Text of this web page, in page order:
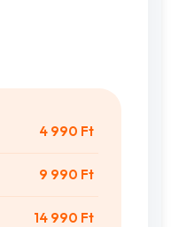
4 990 Ft
9 990 Ft
14 990 Ft